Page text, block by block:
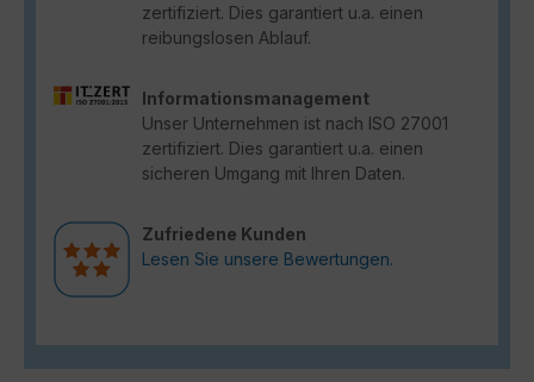
zertifiziert. Dies garantiert u.a. einen
reibungslosen Ablauf.
Informationsmanagement
Unser Unternehmen ist nach ISO 27001
zertifiziert. Dies garantiert u.a. einen
sicheren Umgang mit Ihren Daten.
Zufriedene Kunden
Lesen Sie unsere Bewertungen.